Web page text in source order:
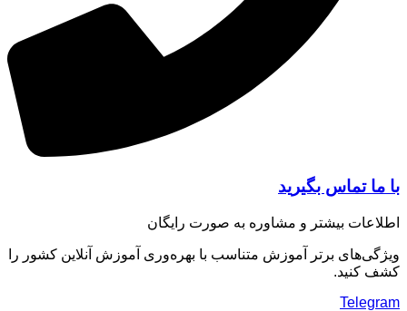
تماس بگیرید
بیشتر و مشاوره به صورت رایگان
برتر آموزش متناسب با بهره‌وری آموزش آنلاین کشور را
کنید.